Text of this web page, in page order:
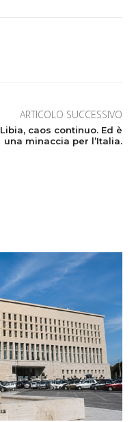
ARTICOLO SUCCESSIVO
Libia, caos continuo. Ed è
una minaccia per l’Italia.